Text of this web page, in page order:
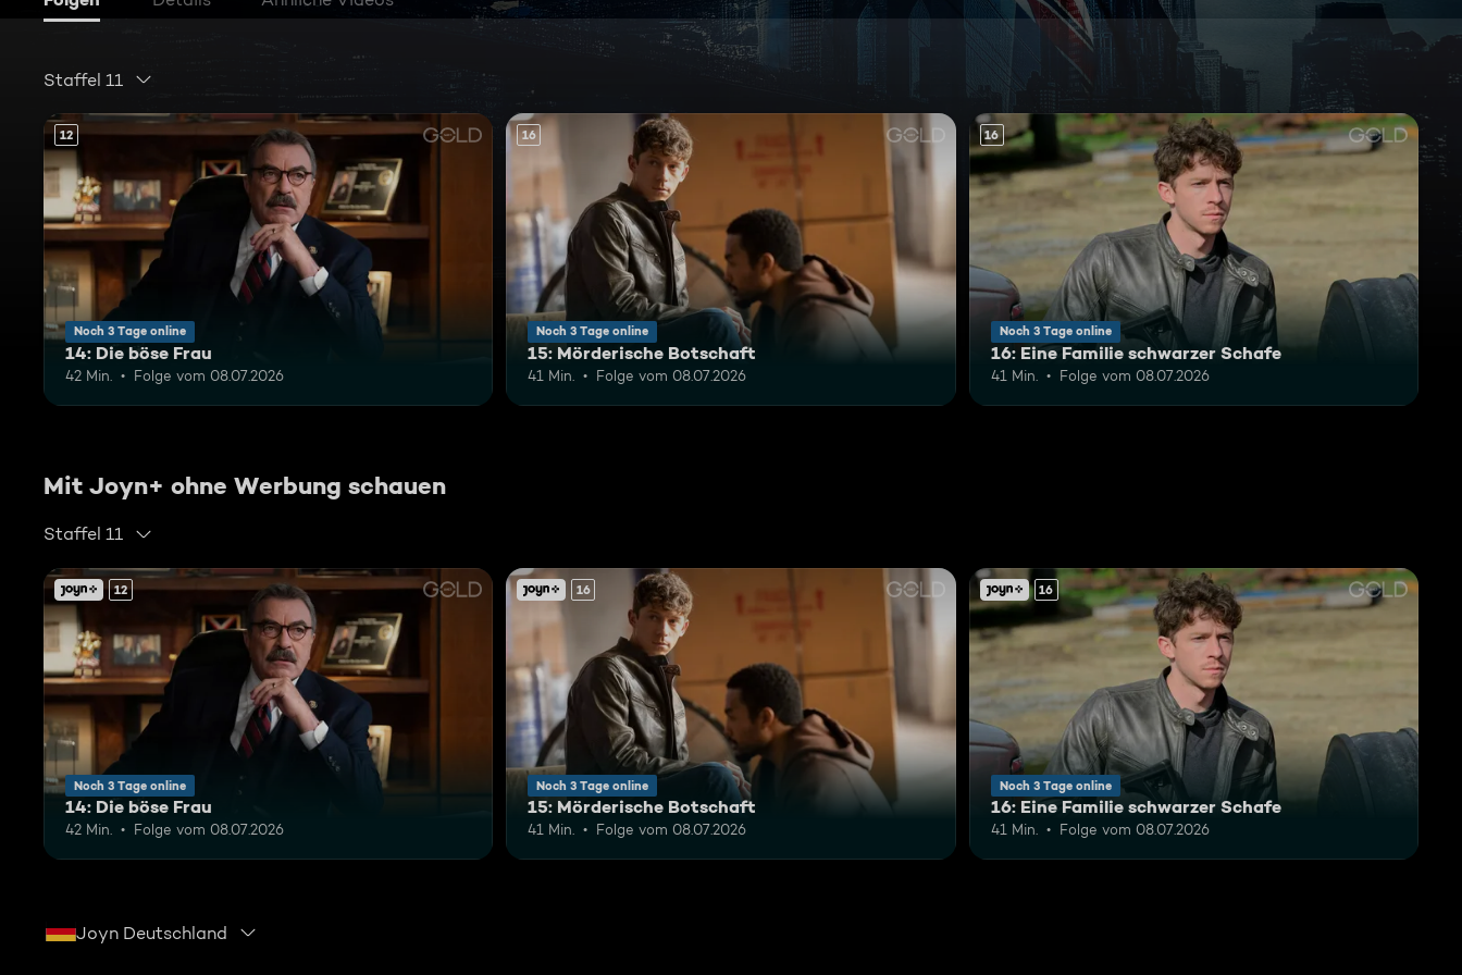
Staffel 11
12
Noch 3 Tage online
14: Die böse Frau
42 Min. Folge vom 08.07.2026
16
Noch 3 Tage online
15: Mörderische Botschaft
41 Min. Folge vom 08.07.2026
16
Noch 3 Tage online
16: Eine Familie schwarzer Schafe
41 Min. Folge vom 08.07.2026
Mit Joyn+ ohne Werbung schauen
Staffel 11
12
Noch 3 Tage online
14: Die böse Frau
42 Min. Folge vom 08.07.2026
16
Noch 3 Tage online
15: Mörderische Botschaft
41 Min. Folge vom 08.07.2026
16
Noch 3 Tage online
16: Eine Familie schwarzer Schafe
41 Min. Folge vom 08.07.2026
Joyn Deutschland